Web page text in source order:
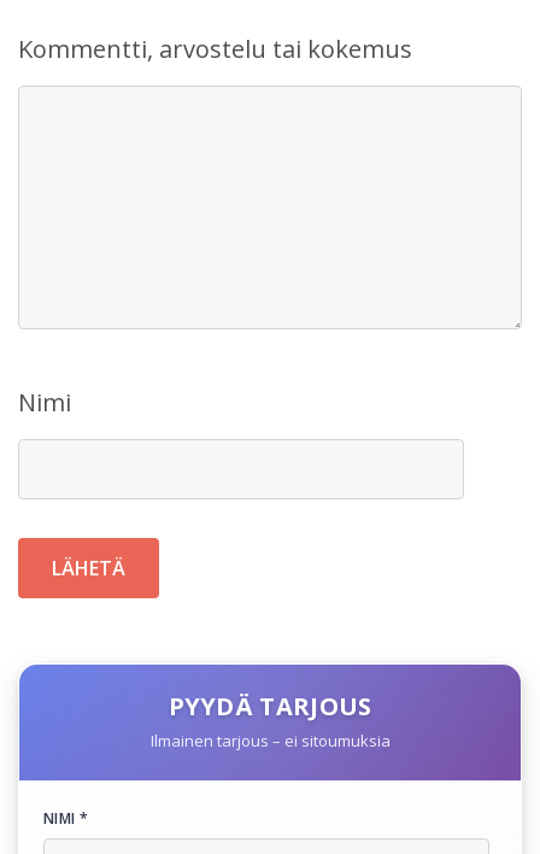
Kommentti, arvostelu tai kokemus
Nimi
PYYDÄ TARJOUS
Ilmainen tarjous – ei sitoumuksia
NIMI *